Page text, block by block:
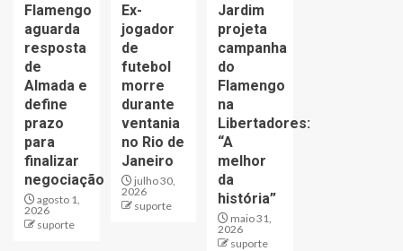
Flamengo
aguarda
resposta
de
Almada e
define
prazo
para
finalizar
negociação
agosto 1,
2026
suporte
Ex-
jogador
de
futebol
morre
durante
ventania
no Rio de
Janeiro
julho 30,
2026
suporte
Jardim
projeta
campanha
do
Flamengo
na
Libertadores:
“A
melhor
da
história”
maio 31,
2026
suporte